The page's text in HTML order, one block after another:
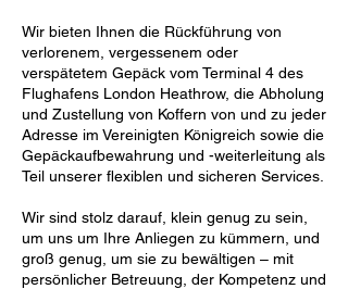
Wir bieten Ihnen die Rückführung von
verlorenem, vergessenem oder
verspätetem Gepäck vom Terminal 4 des
Flughafens London Heathrow, die Abholung
und Zustellung von Koffern von und zu jeder
Adresse im Vereinigten Königreich sowie die
Gepäckaufbewahrung und -weiterleitung als
Teil unserer flexiblen und sicheren Services.
Wir sind stolz darauf, klein genug zu sein,
um uns um Ihre Anliegen zu kümmern, und
groß genug, um sie zu bewältigen – mit
persönlicher Betreuung, der Kompetenz und